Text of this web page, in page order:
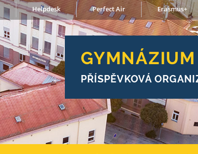
PŘÍSPĚVKOVÁ
Helpdesk Perfect Air Erasmus+